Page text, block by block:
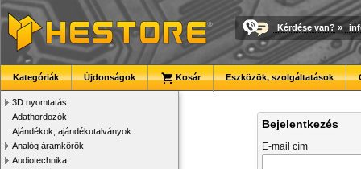
Kérdése van? »
Kategóriák Újdonságok Kosár Eszközök, szolgáltatások
3D nyomtatás
Adathordozók
Ajándékok, ajándékutalványok
Analóg áramkörök
Audiotechnika
Bejelentkezés
E-mail cím